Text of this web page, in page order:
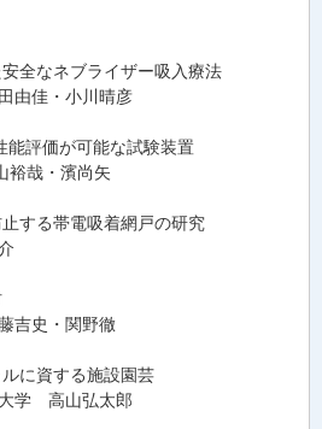
全なネブライザー吸入療法
由佳・小川晴彦
能評価が可能な試験装置
哉・濱尚矢
する帯電吸着網戸の研究
吉史・関野徹
に資する施設園芸
学 高山弘太郎